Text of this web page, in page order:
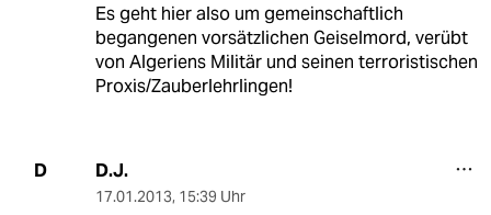
Es geht hier also um gemeinschaftlich
begangenen vorsätzlichen Geiselmord, verübt
von Algeriens Militär und seinen terroristischen
Proxis/Zauberlehrlingen!
D D.J.
17.01.2013, 15:39 Uhr